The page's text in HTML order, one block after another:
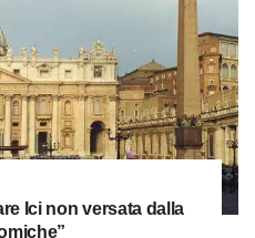
Ici non versata dalla